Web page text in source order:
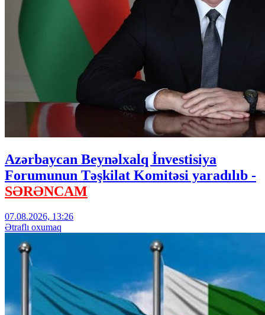
Azərbaycan Beynəlxalq İnvestisiya
Forumunun Təşkilat Komitəsi yaradılıb -
SƏRƏNCAM
07.08.2026, 13:26
Ətraflı oxumaq